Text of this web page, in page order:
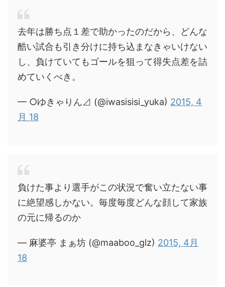
去年は勝ち点１差で助かったのだから、どんな
酷い試合も引き分けに持ち込まなきゃいけない
し、負けていてもゴールを狙って得失点差を詰
めていくべき。
— ○ゆきゃりん⊿ (@iwasisisi_yuka) 2015, 4
月 18
負けた事より選手がこの状況で奮い立たない事
に絶望感しかない。毎度毎度どんな顔して家族
の元に帰るのか
— 麻婆亭 まぁ坊 (@maaboo_glz) 2015, 4月
18